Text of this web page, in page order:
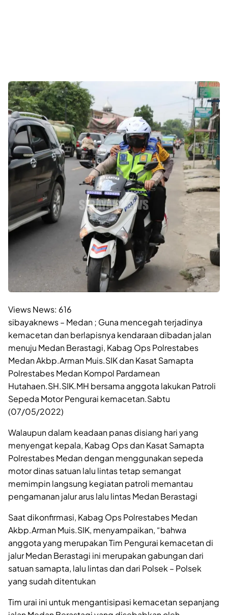
Views News: 616
sibayaknews – Medan ; Guna mencegah terjadinya
kemacetan dan berlapisnya kendaraan dibadan jalan
menuju Medan Berastagi, Kabag Ops Polrestabes
Medan Akbp.Arman Muis.SIK dan Kasat Samapta
Polrestabes Medan Kompol Pardamean
Hutahaen.SH.SIK.MH bersama anggota lakukan Patroli
Sepeda Motor Pengurai kemacetan.Sabtu
(07/05/2022)
Walaupun dalam keadaan panas disiang hari yang
menyengat kepala, Kabag Ops dan Kasat Samapta
Polrestabes Medan dengan menggunakan sepeda
motor dinas satuan lalu lintas tetap semangat
memimpin langsung kegiatan patroli memantau
pengamanan jalur arus lalu lintas Medan Berastagi
Saat dikonfirmasi, Kabag Ops Polrestabes Medan
Akbp.Arman Muis.SIK, menyampaikan, “bahwa
anggota yang merupakan Tim Pengurai kemacetan di
jalur Medan Berastagi ini merupakan gabungan dari
satuan samapta, lalu lintas dan dari Polsek – Polsek
yang sudah ditentukan
Tim urai ini untuk mengantisipasi kemacetan sepanjang